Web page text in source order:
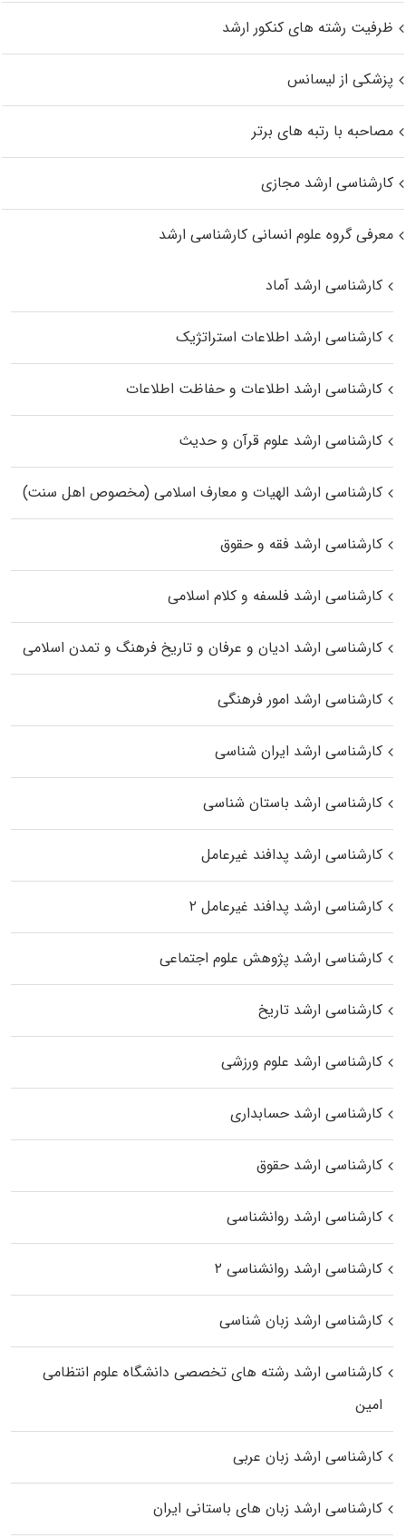
ظرفیت رشته های کنکور ارشد
پزشکی از لیسانس
مصاحبه با رتبه های برتر
کارشناسی ارشد مجازی
معرفی گروه علوم انسانی کارشناسی ارشد
کارشناسی ارشد آماد
کارشناسی ارشد اطلاعات استراتژیک
کارشناسی ارشد اطلاعات و حفاظت اطلاعات
کارشناسی ارشد علوم قرآن و حدیث
کارشناسی ارشد الهیات و معارف اسلامی (مخصوص اهل سنت)
کارشناسی ارشد فقه و حقوق
کارشناسی ارشد فلسفه و کلام اسلامی
کارشناسی ارشد ادیان و عرفان و تاریخ فرهنگ و تمدن اسلامی
کارشناسی ارشد امور فرهنگی
کارشناسی ارشد ایران شناسی
کارشناسی ارشد باستان شناسی
کارشناسی ارشد پدافند غیرعامل
کارشناسی ارشد پدافند غیرعامل ۲
کارشناسی ارشد پژوهش علوم اجتماعی
کارشناسی ارشد تاریخ
کارشناسی ارشد علوم ورزشی
کارشناسی ارشد حسابداری
کارشناسی ارشد حقوق
کارشناسی ارشد روانشناسی
کارشناسی ارشد روانشناسی ۲
کارشناسی ارشد زبان شناسی
کارشناسی ارشد رﺷﺘﻪ ﻫﺎی تخصصی داﻧﺸﮕﺎه ﻋﻠﻮم انتظامی
اﻣﻴﻦ
کارشناسی ارشد زبان عربی
کارشناسی ارشد زبان‌ های باستانی ایران